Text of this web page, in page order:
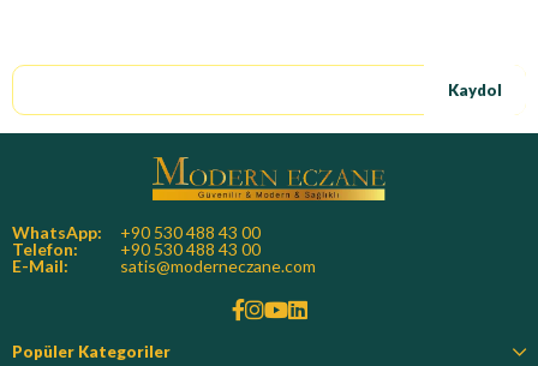
Kaydol
WhatsApp:
+90 530 488 43 00
Telefon:
+90 530 488 43 00
E-Mail:
satis@moderneczane.com
Popüler Kategoriler